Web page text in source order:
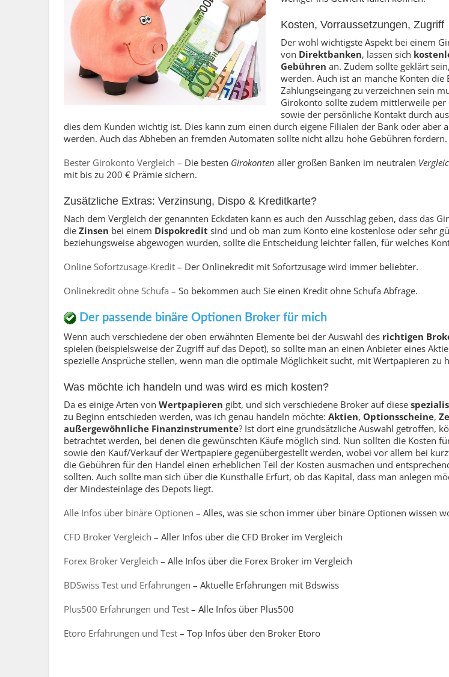
Kosten, Vorraussetzungen, Zugriff
Der wohl wichtigste Aspekt bei einem
von Direktbanken, lassen sich
Gebühren an. Zudem sollte geklärt
werden. Auch ist an manche Konten
Zahlungseingang zu verzeichnen sein
Girokonto sollte zudem mittlerweile per
sowie der persönliche Kontakt durch
dies dem Kunden wichtig ist. Dies kann zum einen durch eigene Filialen der Bank oder
werden. Auch das Abheben an fremden Automaten sollte nicht allzu hohe Gebühren fordern.
Bester Girokonto Vergleich – Die besten Girokonten aller großen Banken im neutralen
mit bis zu 200 € Prämie sichern.
Zusätzliche Extras: Verzinsung, Dispo & Kreditkarte?
Nach dem Vergleich der genannten Eckdaten kann es auch den Ausschlag geben, dass das
die Zinsen bei einem Dispokredit sind und ob man zum Konto eine kostenlose oder sehr
beziehungsweise abgewogen wurden, sollte die Entscheidung leichter fallen, für welches
Online Sofortzusage-Kredit – Der Onlinekredit mit Sofortzusage wird immer beliebter.
Onlinekredit ohne Schufa – So bekommen auch Sie einen Kredit ohne Schufa Abfrage.
Der passende binäre Optionen Broker für mich
Wenn auch verschiedene der oben erwähnten Elemente bei der Auswahl des richtigen
spielen (beispielsweise der Zugriff auf das Depot), so sollte man an einen Anbieter eines
spezielle Ansprüche stellen, wenn man die optimale Möglichkeit sucht, mit Wertpapieren zu
Was möchte ich handeln und was wird es mich kosten?
Da es einige Arten von Wertpapieren gibt, und sich verschiedene Broker auf diese
zu Beginn entschieden werden, was ich genau handeln möchte: Aktien, Optionsscheine,
außergewöhnliche Finanzinstrumente? Ist dort eine grundsätzliche Auswahl getroffen,
betrachtet werden, bei denen die gewünschten Käufe möglich sind. Nun sollten die Kosten
sowie den Kauf/Verkauf der Wertpapiere gegenübergestellt werden, wobei vor allem bei
die Gebühren für den Handel einen erheblichen Teil der Kosten ausmachen und
sollten. Auch sollte man sich über die Kunsthalle Erfurt, ob das Kapital, dass man anlegen
der Mindesteinlage des Depots liegt.
Alle Infos über binäre Optionen – Alles, was sie schon immer über binäre Optionen wissen
CFD Broker Vergleich – Aller Infos über die CFD Broker im Vergleich
Forex Broker Vergleich – Alle Infos über die Forex Broker im Vergleich
BDSwiss Test und Erfahrungen – Aktuelle Erfahrungen mit Bdswiss
Plus500 Erfahrungen und Test – Alle Infos über Plus500
Etoro Erfahrungen und Test – Top Infos über den Broker Etoro